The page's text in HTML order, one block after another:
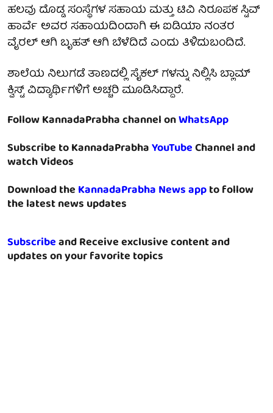
ಹಲವು ದೊಡ್ಡ ಸಂಸ್ಥೆಗಳ ಸಹಾಯ ಮತ್ತು ಟಿವಿ ನಿರೂಪಕ ಸ್ಟಿವ್
ಹಾರ್ವೆ ಅವರ ಸಹಾಯದಿಂದಾಗಿ ಈ ಐಡಿಯಾ ನಂತರ
ವೈರಲ್ ಆಗಿ ಬೃಹತ್ ಆಗಿ ಬೆಳೆದಿದೆ ಎಂದು ತಿಳಿದುಬಂದಿದೆ.
ಶಾಲೆಯ ನಿಲುಗಡೆ ತಾಣದಲ್ಲಿ ಸೈಕಲ್ ಗಳನ್ನು ನಿಲ್ಲಿಸಿ ಬ್ಲಾಮ್
ಕ್ವಿಸ್ಟ್ ವಿದ್ಯಾರ್ಥಿಗಳಿಗೆ ಅಚ್ಚರಿ ಮೂಡಿಸಿದ್ದಾರೆ.
Follow KannadaPrabha channel onWhatsApp
Subscribe to KannadaPrabhaYouTubeChannel and
watch Videos
Download theKannadaPrabha News appto follow
the latest news updates
Subscribeand Receive exclusive content and
updates on your favorite topics